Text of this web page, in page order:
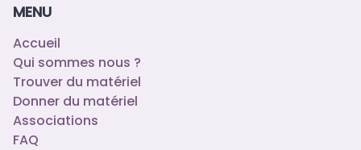
MENU
Accueil
Qui sommes nous ?
Trouver du matériel
Donner du matériel
Associations
FAQ